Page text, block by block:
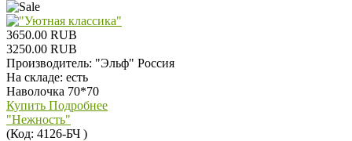
3650.00 RUB
3250.00 RUB
Производитель: "Эльф" Россия
На складе: есть
Наволочка 70*70
Купить Подробнее
"Нежноcть"
(Код: 4126-БЧ )